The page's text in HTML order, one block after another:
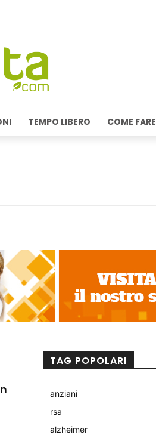
TEMPO LIBERO COME
TAG POPOLARI
anziani
rsa
alzheimer